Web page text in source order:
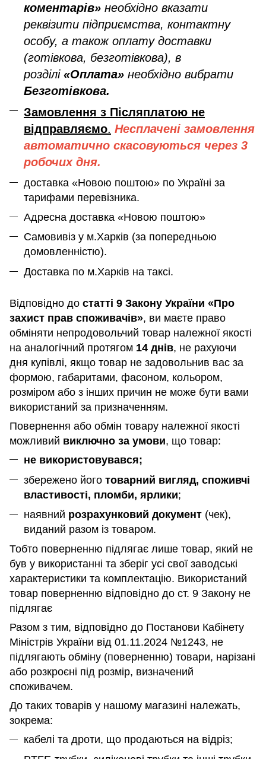
коментарів» необхідно вказати
реквізити підприємства, контактну
особу, а також оплату доставки
(готівкова, безготівкова), в
розділі «Оплата» необхідно вибрати
Безготівкова.
Замовлення з Післяплатою не
відправляємо. Несплачені замовлення
автоматично скасовуються через 3
робочих дня.
доставка «Новою поштою» по Україні за
тарифами перевізника.
Адресна доставка «Новою поштою»
Самовивіз у м.Харків (за попередньою
домовленністю).
Доставка по м.Харків на таксі.
Відповідно до статті 9 Закону України «Про
захист прав споживачів», ви маєте право
обміняти непродовольчий товар належної якості
на аналогічний протягом 14 днів, не рахуючи
дня купівлі, якщо товар не задовольнив вас за
формою, габаритами, фасоном, кольором,
розміром або з інших причин не може бути вами
використаний за призначенням.
Повернення або обмін товару належної якості
можливий виключно за умови, що товар:
не використовувався;
збережено його товарний вигляд, споживчі
властивості, пломби, ярлики;
наявний розрахунковий документ (чек),
виданий разом із товаром.
Тобто поверненню підлягає лише товар, який не
був у використанні та зберіг усі свої заводські
характеристики та комплектацію. Використаний
товар поверненню відповідно до ст. 9 Закону не
підлягає
Разом з тим, відповідно до Постанови Кабінету
Міністрів України від 01.11.2024 №1243, не
підлягають обміну (поверненню) товари, нарізані
або розкроєні під розмір, визначений
споживачем.
До таких товарів у нашому магазині належать,
зокрема:
кабелі та дроти, що продаються на відріз;